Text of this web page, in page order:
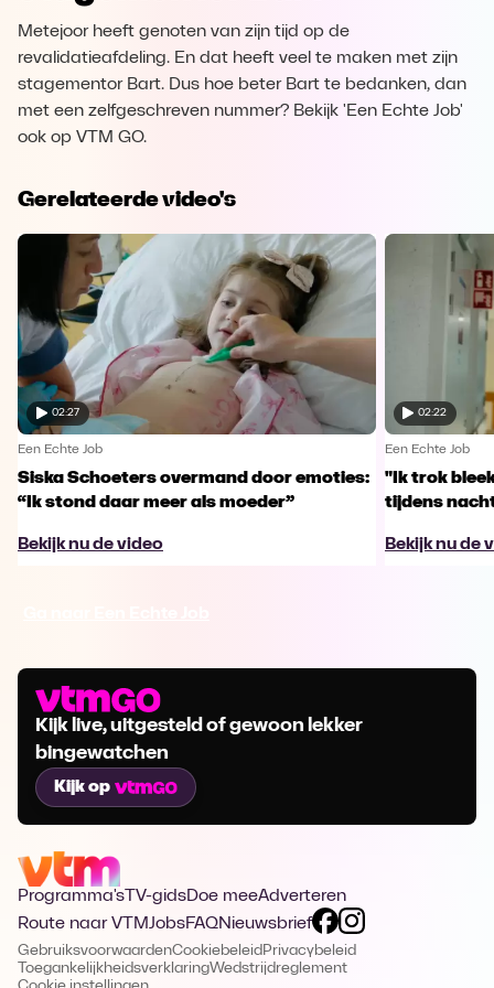
Metejoor heeft genoten van zijn tijd op de
revalidatieafdeling. En dat heeft veel te maken met zijn
stagementor Bart. Dus hoe beter Bart te bedanken, dan
met een zelfgeschreven nummer? Bekijk 'Een Echte Job'
ook op VTM GO.
Gerelateerde video's
02:27
Een Echte Job
Siska Schoeters overmand door emoties:
“Ik stond daar meer als moeder”
Bekijk nu de video
02:22
Een Echte Job
"Ik trok
tijdens
Bekijk nu de
Kijk live, uitgesteld of gewoon lekker
bingewatchen
Kijk op
Programma's TV-gidsDoe meeAdverteren
Route naar VTMJobsFAQNieuwsbrief
GebruiksvoorwaardenCookiebeleid Privacybeleid
ToegankelijkheidsverklaringWedstrijdreglement